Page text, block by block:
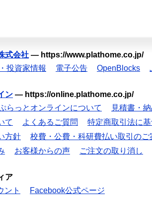
式会社 — https://www.plathome.co.jp/
投資家情報 電子公告 OpenBlocks
ン — https://online.plathome.co.jp/
らっとオンラインについて
見積書・
て
よくあるご質問
特定商取引法に
方針
校費・公費・科研費払い取引のご
お客様からの声 ご注文の取り消し
ア
ント
Facebook公式ページ